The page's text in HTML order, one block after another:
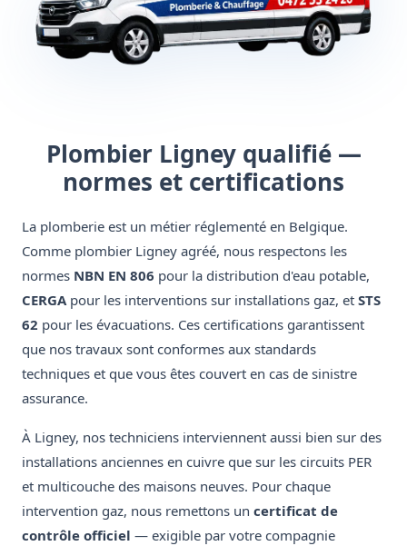
Plombier Ligney qualifié —
normes et certifications
La plomberie est un métier réglementé en Belgique.
Comme plombier Ligney agréé, nous respectons les
normes NBN EN 806 pour la distribution d'eau potable,
CERGApour les interventions sur installations gaz, et STS
62 pour les évacuations. Ces certifications garantissent
que nos travaux sont conformes aux standards
techniques et que vous êtes couvert en cas de sinistre
assurance.
À Ligney, nos techniciens interviennent aussi bien sur des
installations anciennes en cuivre que sur les circuits PER
et multicouche des maisons neuves. Pour chaque
intervention gaz, nous remettons un certificat de
contrôle officiel — exigible par votre compagnie